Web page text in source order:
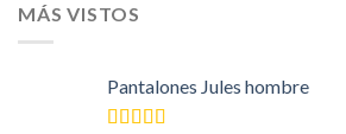
MÁS VISTOS
Pantalones Jules hombre